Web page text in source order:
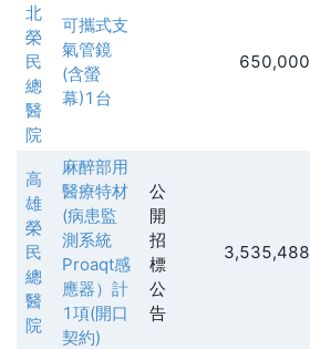
北
榮
民
總
醫
院
可攜式支
氣管鏡
(含螢
幕)1台
650,000
高
雄
榮
民
總
醫
院
麻醉部用
醫療特材
(病患監
測系統
Proaqt感
應器）計
1項(開口
契約)
公
開
招
標
公
告
3,535,488